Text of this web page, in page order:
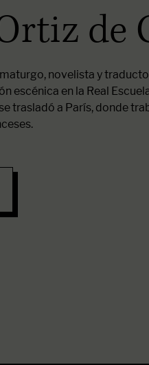
de
novelista y
escénica en la Real
trasladó a París, donde